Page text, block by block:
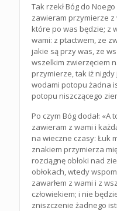
Tak rzekł Bóg do
zawieram przymierze
które po was będzie; z
wami: z ptactwem, ze
jakie są przy was, ze
wszelkim zwierzęciem
przymierze, tak iż
wodami potopu żadna
potopu niszczącego
Po czym Bóg dodał:
zawieram z wami i
na wieczne czasy: Łuk
znakiem przymierza
rozciągnę obłoki nad
obłokach, wtedy
zawarłem z wami i z
człowiekiem; i nie
zniszczenie żadnego